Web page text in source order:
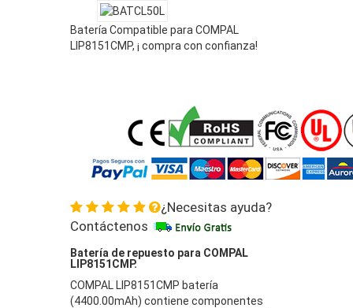
Batería Compatible para COMPAL
LIP8151CMP, ¡ compra con confianza!
¿Necesitas ayuda?
Contáctenos
Batería de repuesto para COMPAL
LIP8151CMP.
COMPAL LIP8151CMP batería
(4400.00mAh) contiene componentes